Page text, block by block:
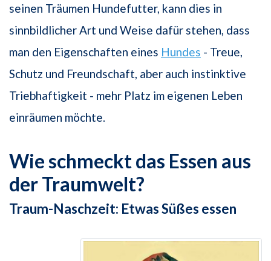
seinen Träumen Hundefutter, kann dies in
sinnbildlicher Art und Weise dafür stehen, dass
man den Eigenschaften eines Hundes - Treue,
Schutz und Freundschaft, aber auch instinktive
Triebhaftigkeit - mehr Platz im eigenen Leben
einräumen möchte.
Wie schmeckt das Essen aus
der Traumwelt?
Traum-Naschzeit: Etwas Süßes essen